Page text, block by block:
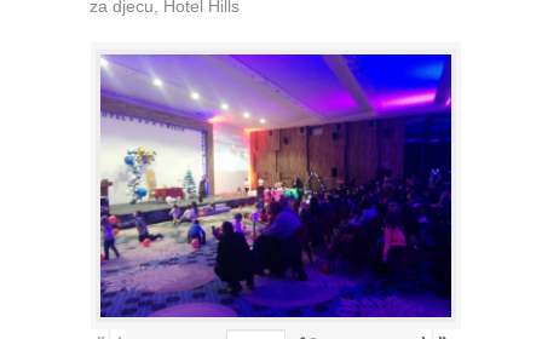
za djecu, Hotel Hills